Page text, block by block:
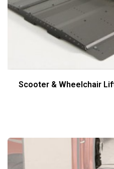
Scooter & Wheelchair